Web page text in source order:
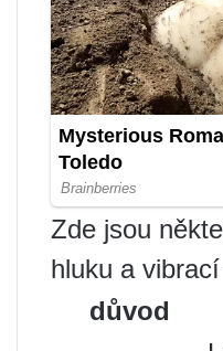
Zde jsou
hluku a
důvod